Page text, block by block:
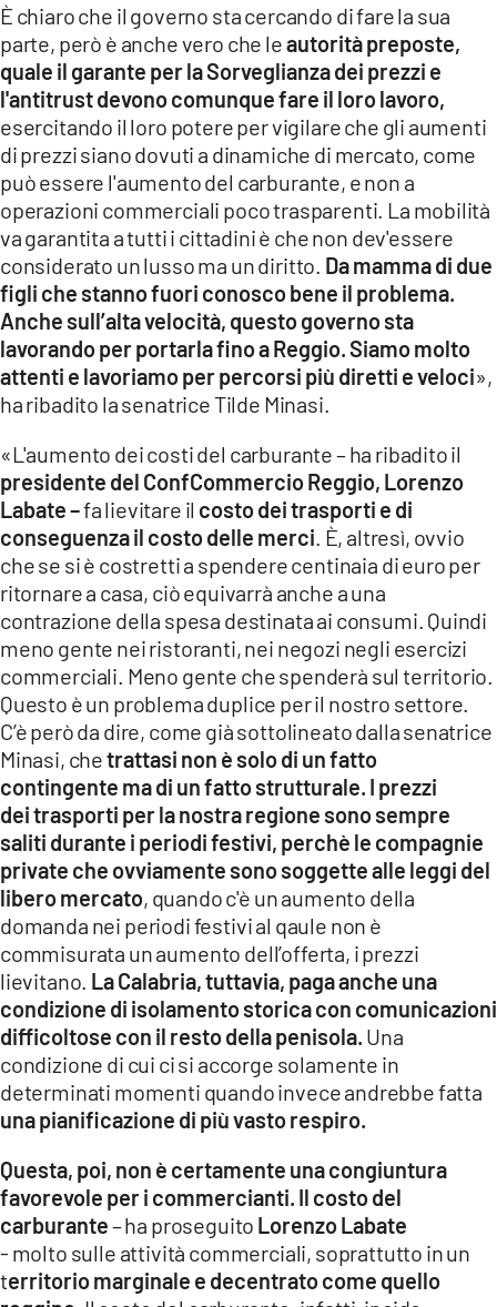
È chiaro che il governo sta cercando di fare la sua
parte, però è anche vero che leautorità preposte,
quale il garante per la Sorveglianza dei prezzi e
l'antitrust devono comunque fare il loro lavoro,
esercitando il loro potere per vigilare che gli aumenti
di prezzi siano dovuti a dinamiche di mercato, come
può essere l'aumento del carburante, e non a
operazioni commerciali poco trasparenti. La mobilità
va garantita a tutti i cittadini è che non dev'essere
considerato un lusso ma un diritto. Da mamma di due
figli che stanno fuori conosco bene il problema.
Anche sull’alta velocità, questo governo sta
lavorando per portarla fino a Reggio. Siamo molto
attenti e lavoriamo per percorsi più diretti e veloci»,
ha ribadito la senatrice Tilde Minasi.
«L'aumento dei costi del carburante – ha ribadito il
presidente del ConfCommercio Reggio, Lorenzo
Labate –fa lievitare il costo dei trasporti e di
conseguenza il costo delle merci . È, altresì, ovvio
che se si è costretti a spendere centinaia di euro per
ritornare a casa, ciò equivarrà anche a una
contrazione della spesa destinata ai consumi. Quindi
meno gente nei ristoranti, nei negozi negli esercizi
commerciali. Meno gente che spenderà sul territorio.
Questo è un problema duplice per il nostro settore.
C’è però da dire, come già sottolineato dalla senatrice
Minasi, chetrattasi non è solo di un fatto
contingente ma di un fatto strutturale. I prezzi
dei trasporti per la nostra regione sono sempre
saliti durante i periodi festivi, perchè le compagnie
private che ovviamente sono soggette alle leggi del
libero mercato, quando c'è un aumento della
domanda nei periodi festivi al qaule non è
commisurata un aumento dell’offerta, i prezzi
lievitano. La Calabria, tuttavia, paga anche una
condizione di isolamento storica con comunicazioni
difficoltose con il resto della penisola. Una
condizione di cui ci si accorge solamente in
determinati momenti quando invece andrebbe fatta
una pianificazione di più vasto respiro.
Questa, poi, non è certamente una congiuntura
favorevole per i commercianti. Il costo del
carburante– ha proseguito Lorenzo Labate
- molto sulle attività commerciali, soprattutto in un
territorio marginale e decentrato come quello